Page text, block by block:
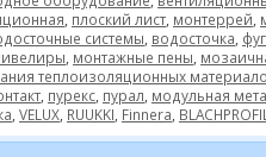
плоский лист монтеррей
системы водосточка
монтажные пены
теплоизоляционных
пурекс пурал модульная
VELUX RUUKKI Finnera